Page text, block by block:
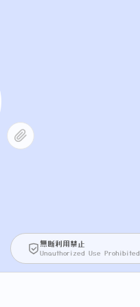
無断利用禁止
Unauthorized Use Prohibited